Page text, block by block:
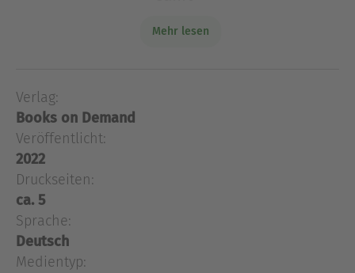
Der Verstand entschlief sanft.Er brabbelte noch
Über Toni Aue
Toni Aue weiß und kann von vielem ein bisschen,
aber nichts richtig.
Mehr lesen
Verlag:
Books on Demand
Veröffentlicht:
2022
Druckseiten:
ca. 5
Sprache:
Deutsch
Medientyp: